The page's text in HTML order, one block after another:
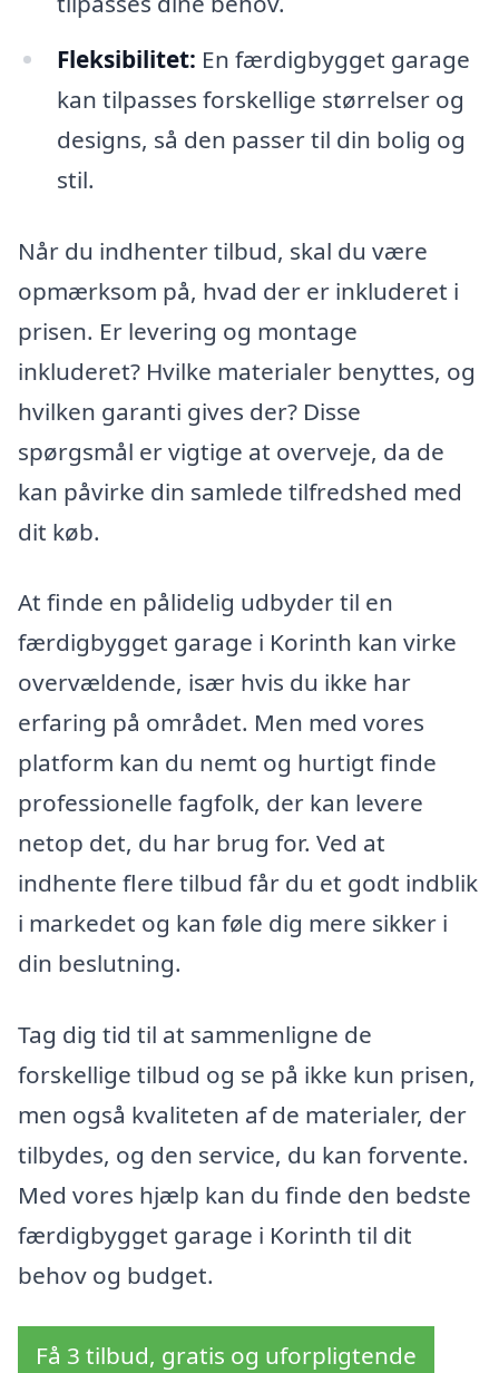
Fleksibilitet: En færdigbygget garage
kan tilpasses forskellige størrelser og
designs, så den passer til din bolig og
stil.
Når du indhenter tilbud, skal du være
opmærksom på, hvad der er inkluderet i
prisen. Er levering og montage
inkluderet? Hvilke materialer benyttes, og
hvilken garanti gives der? Disse
spørgsmål er vigtige at overveje, da de
kan påvirke din samlede tilfredshed med
dit køb.
At finde en pålidelig udbyder til en
færdigbygget garage i Korinth kan virke
overvældende, især hvis du ikke har
erfaring på området. Men med vores
platform kan du nemt og hurtigt finde
professionelle fagfolk, der kan levere
netop det, du har brug for. Ved at
indhente flere tilbud får du et godt indblik
i markedet og kan føle dig mere sikker i
din beslutning.
Tag dig tid til at sammenligne de
forskellige tilbud og se på ikke kun prisen,
men også kvaliteten af de materialer, der
tilbydes, og den service, du kan forvente.
Med vores hjælp kan du finde den bedste
færdigbygget garage i Korinth til dit
behov og budget.
Få 3 tilbud, gratis og uforpligtende